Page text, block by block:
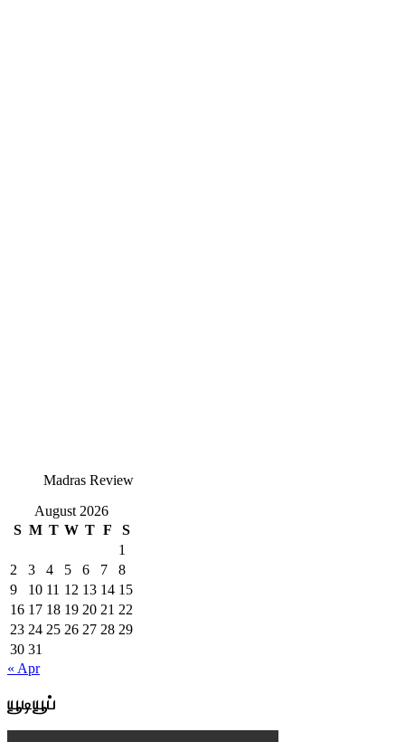
Madras Review
August 2026
S M T W T F
S
1
2
3 4 5 6 7
8
9
10 11 12 13 14 15
16 17 18 19 20 21 22
23 24 25 26 27 28 29
30 31
« Apr
யூடியூப்